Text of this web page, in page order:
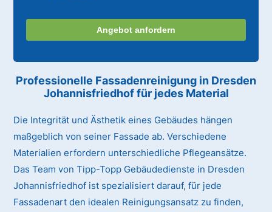
Angebot anfordern
Professionelle Fassadenreinigung in Dresden
Johannisfriedhof für jedes Material
Die Integrität und Ästhetik eines Gebäudes hängen
maßgeblich von seiner Fassade ab. Verschiedene
Materialien erfordern unterschiedliche Pflegeansätze.
Das Team von Tipp-Topp Gebäudedienste in Dresden
Johannisfriedhof ist spezialisiert darauf, für jede
Fassadenart den idealen Reinigungsansatz zu finden,